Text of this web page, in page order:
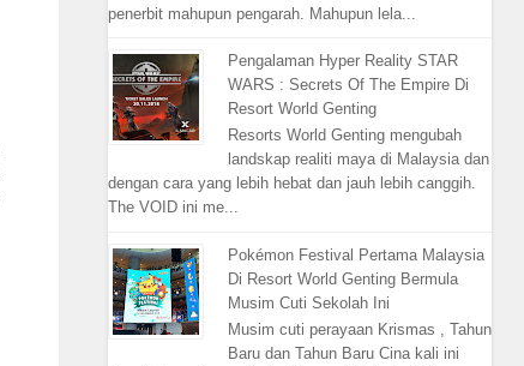
penerbit mahupun pengarah. Mahupun lela...
Pengalaman Hyper Reality STAR
WARS : Secrets Of The Empire Di
Resort World Genting
Resorts World Genting mengubah
landskap realiti maya di Malaysia dan
dengan cara yang lebih hebat dan jauh lebih canggih.
The VOID ini me...
Pokémon Festival Pertama Malaysia
Di Resort World Genting Bermula
Musim Cuti Sekolah Ini
Musim cuti perayaan Krismas , Tahun
Baru dan Tahun Baru Cina kali ini